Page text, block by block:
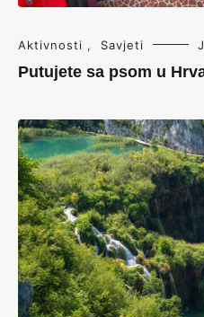
Aktivnosti , Savjeti
Putujete sa psom u